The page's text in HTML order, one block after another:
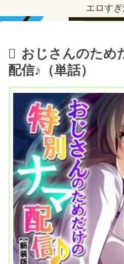
エロす
おじさんのため
配信♪（単話）